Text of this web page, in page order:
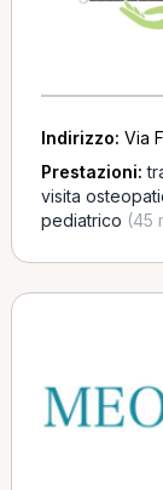
Indirizzo: Via
Prestazioni:
visita
pediatrico (45